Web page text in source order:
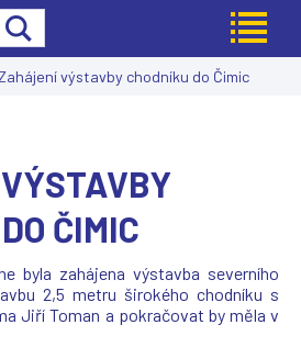
výstavby chodníku do Čimic
ČIMIC
byla zahájena výstavba severního
2,5 metru širokého chodníku s
Jiří Toman a pokračovat by měla v